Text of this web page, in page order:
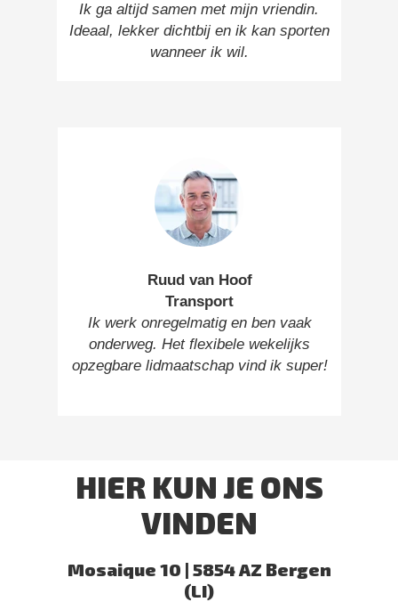
HIER KUN JE ONS
VINDEN
Mosaique 10 | 5854 AZ Bergen
(LI)
Ik ga altijd samen met mijn vriendin.
Ideaal, lekker dichtbij en ik kan sporten
wanneer ik wil.
Ruud van Hoof
Transport
Ik werk onregelmatig en ben vaak
onderweg. Het flexibele wekelijks
opzegbare lidmaatschap vind ik super!